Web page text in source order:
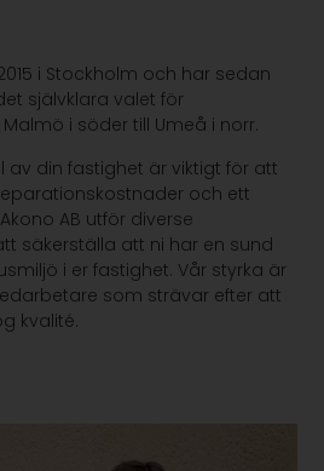
i Stockholm och har sedan
självklara valet för
i söder till Umeå i norr.
av din fastighet är viktigt för att
och ett
AB utför diverse
säkerställa att ni har en sund
i er fastighet. Vår styrka är
som strävar efter att
kvalité.